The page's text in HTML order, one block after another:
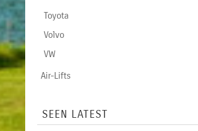
Toyota
Volvo
VW
Air-Lifts
SEEN LATEST